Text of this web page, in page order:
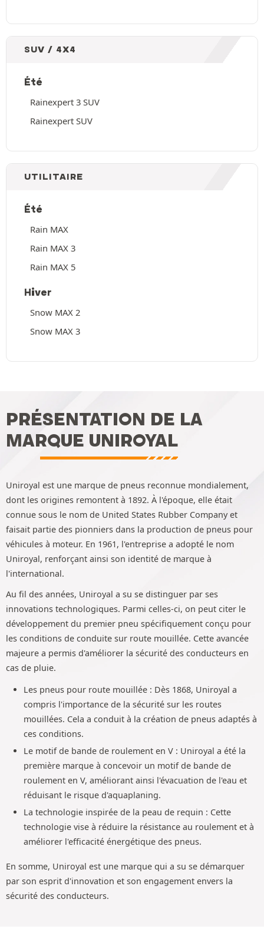
SUV / 4X4
Été
Rainexpert 3 SUV
Rainexpert SUV
UTILITAIRE
Été
Rain MAX
Rain MAX 3
Rain MAX 5
Hiver
Snow MAX 2
Snow MAX 3
PRÉSENTATION DE LA
MARQUE UNIROYAL
Uniroyal est une marque de pneus reconnue mondialement,
dont les origines remontent à 1892. À l'époque, elle était
connue sous le nom de United States Rubber Company et
faisait partie des pionniers dans la production de pneus pour
véhicules à moteur. En 1961, l'entreprise a adopté le nom
Uniroyal, renforçant ainsi son identité de marque à
l'international.
Au fil des années, Uniroyal a su se distinguer par ses
innovations technologiques. Parmi celles-ci, on peut citer le
développement du premier pneu spécifiquement conçu pour
les conditions de conduite sur route mouillée. Cette avancée
majeure a permis d'améliorer la sécurité des conducteurs en
cas de pluie.
Les pneus pour route mouillée : Dès 1868, Uniroyal a
compris l'importance de la sécurité sur les routes
mouillées. Cela a conduit à la création de pneus adaptés à
ces conditions.
Le motif de bande de roulement en V : Uniroyal a été la
première marque à concevoir un motif de bande de
roulement en V, améliorant ainsi l'évacuation de l'eau et
réduisant le risque d'aquaplaning.
La technologie inspirée de la peau de requin : Cette
technologie vise à réduire la résistance au roulement et à
améliorer l'efficacité énergétique des pneus.
En somme, Uniroyal est une marque qui a su se démarquer
par son esprit d'innovation et son engagement envers la
sécurité des conducteurs.